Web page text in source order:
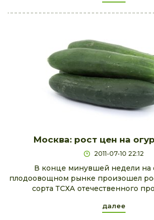
Москва: рост цен на
2011-07-10 22:12
В конце минувшей недели на
плодоовощном рынке произошел
сорта ТСХА отечественного
далее